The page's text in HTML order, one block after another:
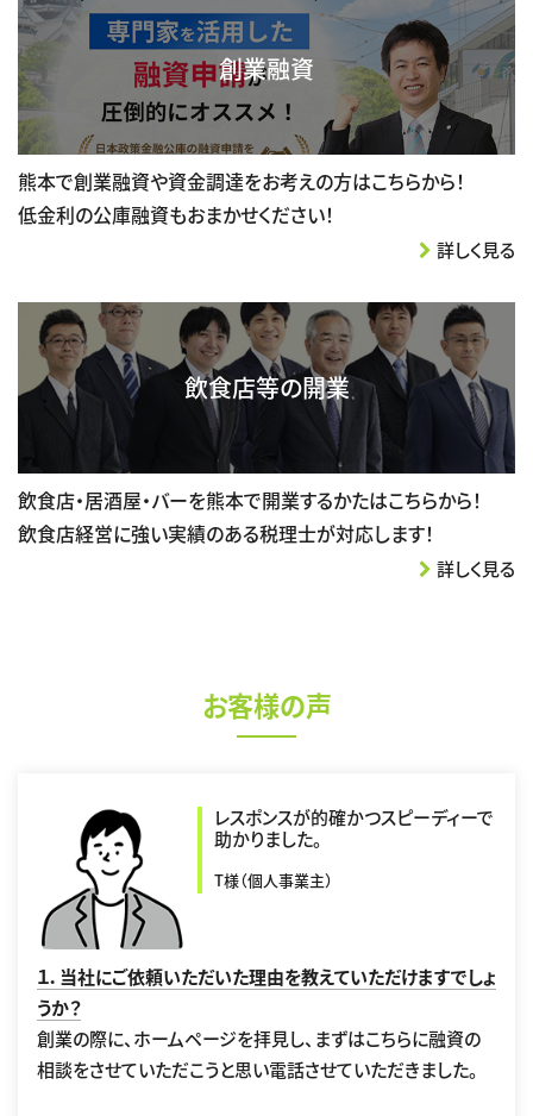
創業融資
熊本で創業融資や資金調達をお考えの方はこちらから！
低金利の公庫融資もおまかせください！
詳しく見る
飲食店等の開業
飲食店・居酒屋・バーを熊本で開業するかたはこちらから！
飲食店経営に強い実績のある税理士が対応します！
詳しく見る
お客様の声
レスポンスが的確かつスピーディーで
助かりました。
T様（個人事業主）
１．当社にご依頼いただいた理由を教えていただけますでしょ
うか？
創業の際に、ホームページを拝見し、まずはこちらに融資の
相談をさせていただこうと思い電話させていただきました。